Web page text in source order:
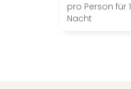
pro Person für 1
Nacht